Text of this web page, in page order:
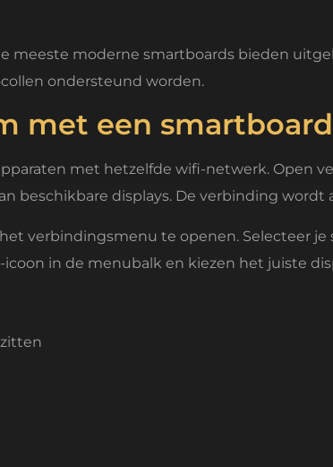
meeste moderne smartboards bieden
ondersteund worden.
met een
met hetzelfde wifi-netwerk. Open
beschikbare displays. De verbinding
verbindingsmenu te openen. Selecteer je
in de menubalk en kiezen het juiste